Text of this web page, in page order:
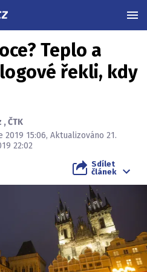
Teplo a
řekli, kdy
,ČTK
2019 15:06, Aktualizováno 21.
22:02
Sdílet
článek